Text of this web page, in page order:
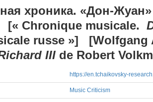
хроника. «Дон-
[« Chronique musicale.
russe »] [Wolfgang
III de Robert
https://en.tchaikovsky-
Music Criticism